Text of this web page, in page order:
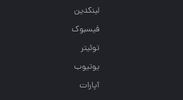
لینکدین
فیسبوک
توئیتر
یوتیوب
آپارات